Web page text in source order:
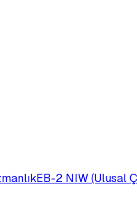
EB-2 NIW (Ulusal